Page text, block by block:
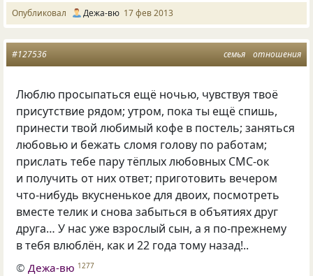
Опубликовал Дежа-вю 17 фев 2013
семья отношения
#127536
Люблю просыпаться ещё ночью, чувствуя твоё
присутствие рядом; утром, пока ты ещё спишь,
принести твой любимый кофе в постель; заняться
любовью и бежать сломя голову по работам;
прислать тебе пару тёплых любовных СМС-ок
и получить от них ответ; приготовить вечером
что-нибудь вкусненькое для двоих, посмотреть
вместе телик и снова забыться в объятиях друг
друга… У нас уже взрослый сын, а я по-прежнему
в тебя влюблён, как и 22 года тому назад!..
©Дежа-вю 1277